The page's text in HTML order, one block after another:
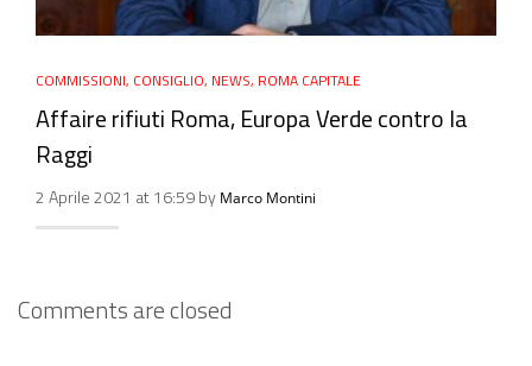
COMMISSIONI, CONSIGLIO, NEWS, ROMA CAPITALE
Affaire rifiuti Roma, Europa Verde contro la
Raggi
2 Aprile 2021 at 16:59 by Marco Montini
Comments are closed